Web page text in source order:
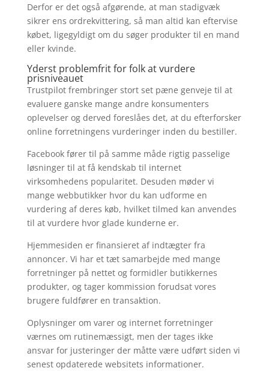
Derfor er det også afgørende, at man stadigvæk
sikrer ens ordrekvittering, så man altid kan eftervise
købet, ligegyldigt om du søger produkter til en mand
eller kvinde.
Yderst problemfrit for folk at vurdere
prisniveauet
Trustpilot frembringer stort set pæne genveje til at
evaluere ganske mange andre konsumenters
oplevelser og derved foreslåes det, at du efterforsker
online forretningens vurderinger inden du bestiller.
Facebook fører til på samme måde rigtig passelige
løsninger til at få kendskab til internet
virksomhedens popularitet. Desuden møder vi
mange webbutikker hvor du kan udforme en
vurdering af deres køb, hvilket tilmed kan anvendes
til at vurdere hvor glade kunderne er.
Hjemmesiden er finansieret af indtægter fra
annoncer. Vi har et tæt samarbejde med mange
forretninger på nettet og formidler butikkernes
produkter, og tager kommission forudsat vores
brugere fuldfører en transaktion.
Oplysninger om varer og internet forretninger
værnes om rutinemæssigt, men der tages ikke
ansvar for justeringer der måtte være udført siden vi
senest opdaterede websitets informationer.